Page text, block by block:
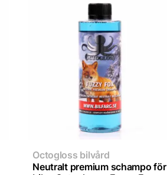
Octogloss bilvård
Neutralt premium schampo för